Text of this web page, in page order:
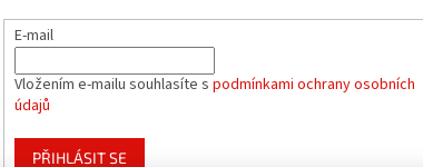
E-mail
Vložením e-mailu souhlasíte s podmínkami ochrany osobních
údajů
PŘIHLÁSIT SE